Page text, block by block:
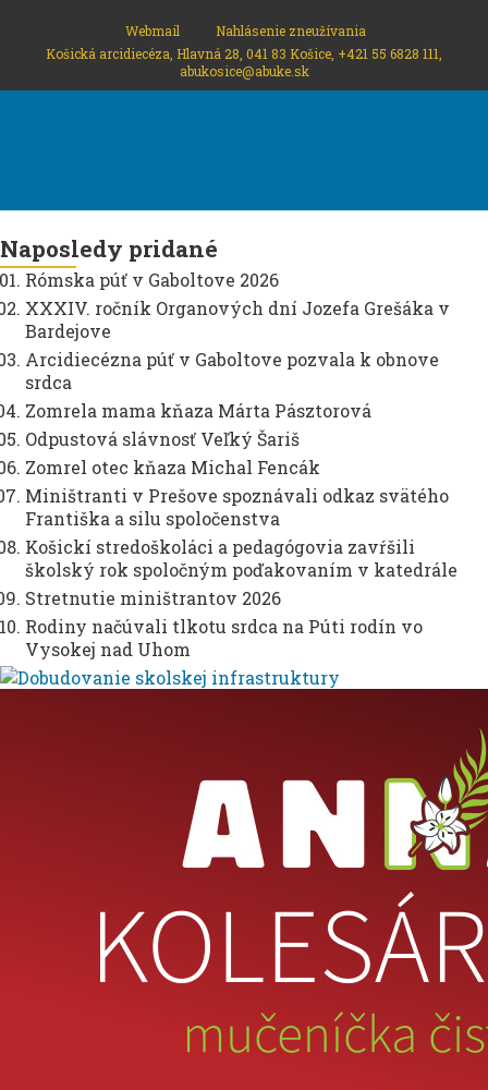
Webmail
Nahlásenie zneužívania
Košická arcidiecéza, Hlavná 28, 041 83 Košice, +421 55 6828 111,
abukosice@abuke.sk
Naposledy pridané
Rómska púť v Gaboltove 2026
XXXIV. ročník Organových dní Jozefa Grešáka v
Bardejove
Arcidiecézna púť v Gaboltove pozvala k obnove
srdca
Zomrela mama kňaza Márta Pásztorová
Odpustová slávnosť Veľký Šariš
Zomrel otec kňaza Michal Fencák
Miništranti v Prešove spoznávali odkaz svätého
Františka a silu spoločenstva
Košickí stredoškoláci a pedagógovia zavŕšili
školský rok spoločným poďakovaním v katedrále
Stretnutie miništrantov 2026
Rodiny načúvali tlkotu srdca na Púti rodín vo
Vysokej nad Uhom